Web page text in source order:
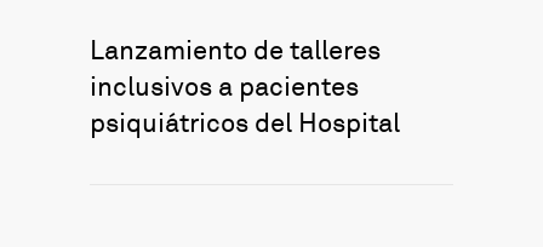
Lanzamiento de talleres
inclusivos a pacientes
psiquiátricos del Hospital